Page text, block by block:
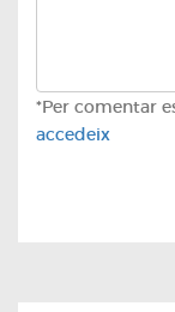
*Per comentar
accedeix